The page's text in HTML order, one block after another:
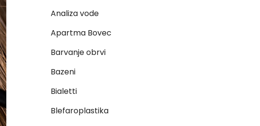
Analiza vode
Apartma Bovec
Barvanje obrvi
Bazeni
Bialetti
Blefaroplastika